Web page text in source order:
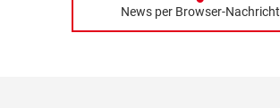
News per Browser-Nachricht